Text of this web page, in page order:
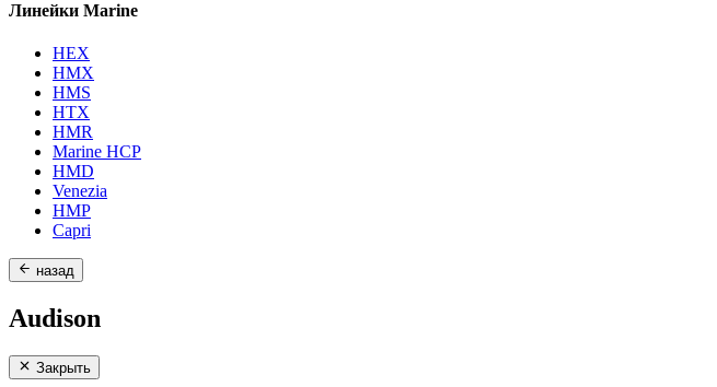
Линейки Marine
HEX
HMX
HMS
HTX
HMR
Marine HCP
HMD
Venezia
HMP
Capri
назад
Audison
Закрыть